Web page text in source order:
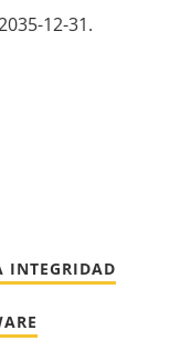
12-31.
INTEGRIDAD